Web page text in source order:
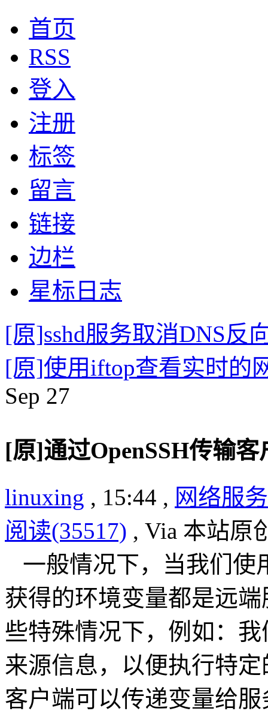
首页
RSS
登入
注册
标签
留言
链接
边栏
星标日志
[原]sshd服务取消DNS反
[原]使用iftop查看实时的
Sep 27
[原]通过OpenSSH传输
linuxing , 15:44 , 网络服务
阅读(35517) , Via 本站原
一般情况下，当我们使
获得的环境变量都是远
些特殊情况下，例如：
来源信息，以便执行特
客户端可以传递变量给